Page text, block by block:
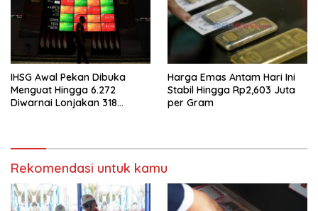
IHSG Awal Pekan Dibuka
Menguat Hingga 6.272
Diwarnai Lonjakan 318
Harga Emas Antam Hari Ini
Stabil Hingga Rp2,603 Juta
per Gram
Rekomendasi untuk kamu